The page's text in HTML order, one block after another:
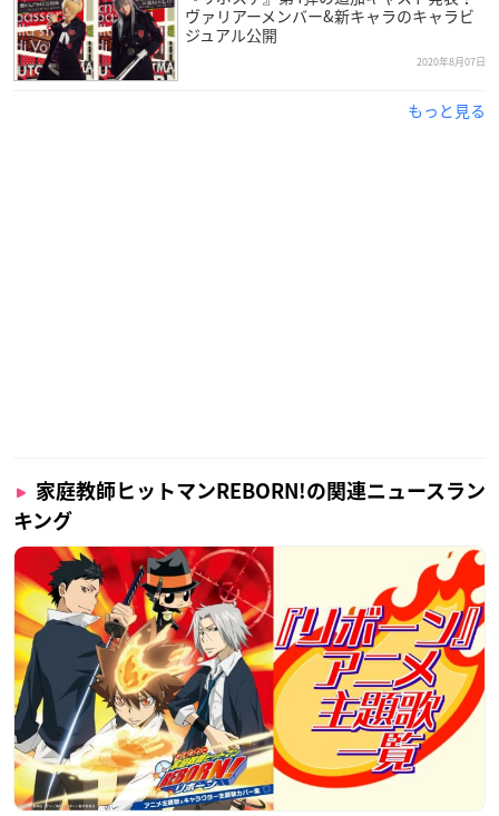
巨大ポスターを🎁#家庭教師ヒットマンREBORN pic.twitte
r.com/FurzCqNhqa
— Anique (@anique_jp)
ヴァリアーメンバー&新キャラのキャラビ
ジュアル公開
2020年8月07日
もっと見る
家庭教師ヒットマンREBORN!の関連ニュースラン
キング